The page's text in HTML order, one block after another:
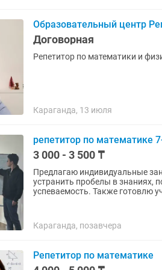
Образовательный центр
Договорная
Репетитор по математики и
Караганда, 13 июля
репетитор по математике
3 000 - 3 500 ₸
Предлагаю индивидуальные
устранить пробелы в знаниях,
успеваемость. Также готовлю
Караганда, позавчера
Репетитор по математике